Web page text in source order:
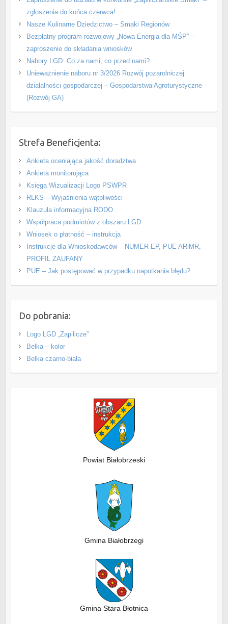
zgłoszenia do końca czerwca!
Nasze Kulinarne Dziedzictwo – Smaki Regionów
Bezpłatny program rozwojowy „Nowa Energia dla MŚP” –
zaproszenie do składania wniosków
Nabory LGD: Co za nami, co przed nami?
Unieważnienie naboru nr 3/2026 Rozwój pozarolniczej
działalności gospodarczej – Gospodarstwa Agroturystyczne
(Rozwój GA)
Strefa Beneficjenta:
Ankieta oceniająca jakość doradztwa
Ankieta monitorująca
Księga Wizualizacji Logo PSWPR
RLKS – Wyjaśnienia wątpliwości
Klauzula informacyjna RODO
Współpraca podmiotów z obszaru LGD
Wniosek o płatność – instrukcja
Instrukcje dla Wnioskodawców – NUMER EP, PUE ARiMR,
PROFIL ZAUFANY
PUE – Jak postępować w przypadku napotkania błędu?
Do pobrania:
Logo LGD „Zapilicze”
Belka – kolor
Belka czarno-biała
Powiat Białobrzeski
Gmina Białobrzegi
Gmina Stara Błotnica